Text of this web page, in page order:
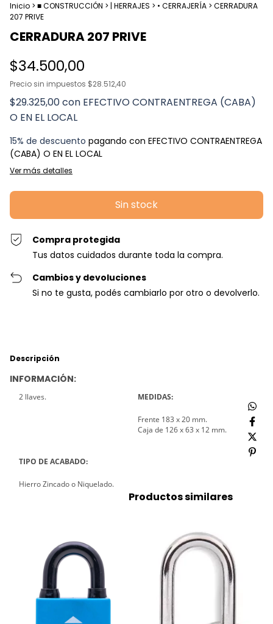
Inicio > ■ CONSTRUCCIÓN > | HERRAJES > • CERRAJERÍA > CERRADURA
207 PRIVE
CERRADURA 207 PRIVE
$34.500,00
Precio sin impuestos $28.512,40
$29.325,00con EFECTIVO CONTRAENTREGA (CABA)
O EN EL LOCAL
15% de descuento pagando con EFECTIVO CONTRAENTREGA
(CABA) O EN EL LOCAL
Ver más detalles
Compra protegida
Tus datos cuidados durante toda la compra.
Cambios y devoluciones
Si no te gusta, podés cambiarlo por otro o devolverlo.
Descripción
INFORMACIÓN:
2 llaves. MEDIDAS:
Frente 183 x 20 mm.
Caja de 126 x 63 x 12 mm.
TIPO DE ACABADO:
Hierro Zincado o Niquelado.
Productos similares